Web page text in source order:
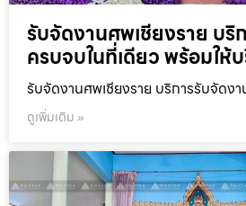
รับจัดงานศพเชียงราย บ
ครบจบในที่เดียว พร้อมให้
รับจัดงานศพเชียงราย บริการรับจัดง
ดูเพิ่มเติม »